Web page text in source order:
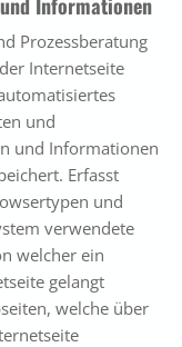
Prozessberatung
Internetseite
und
und Informationen
Erfasst
und
verwendete
welcher ein
gelangt
welche über